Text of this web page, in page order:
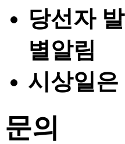
당선자
별알림
시상일
문의